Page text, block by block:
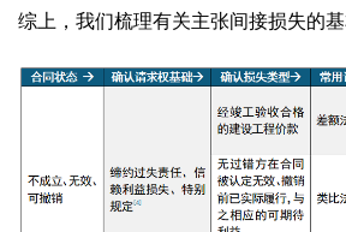
综上，我们梳理有关主张间接损失的基